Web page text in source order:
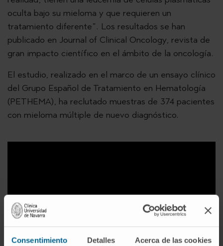
Consentimiento Detalles Acerca de las cookies
oculta bajo su mieloma y que requieren un
tratamiento diferente”. Los resultados se han
publicado en Journal of Clinical Oncology, revista de
gran impacto científico en el ámbito de la oncología.
El estudio, realizado en el marco de un ensayo clínico
del Grupo Español de Tratamiento en Hematología
(PETHEMA), ha reclutado muestras de 374 pacientes
con mieloma múltiple de nuevo diagnóstico.